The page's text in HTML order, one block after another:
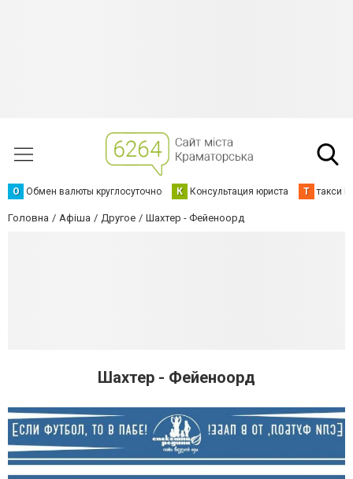
О Обмен валюты круглосуточно К Консультация юриста Т такси
Головна Афіша Другое Шахтер - Фейеноорд
Шахтер - Фейеноорд